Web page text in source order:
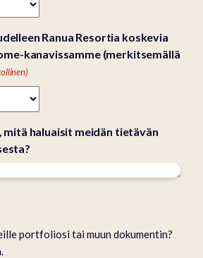
Ranua Resortia koskevia
kanavissamme (merkitsemällä
haluaisit meidän tietävän
portfoliosi tai muun dokumentin?